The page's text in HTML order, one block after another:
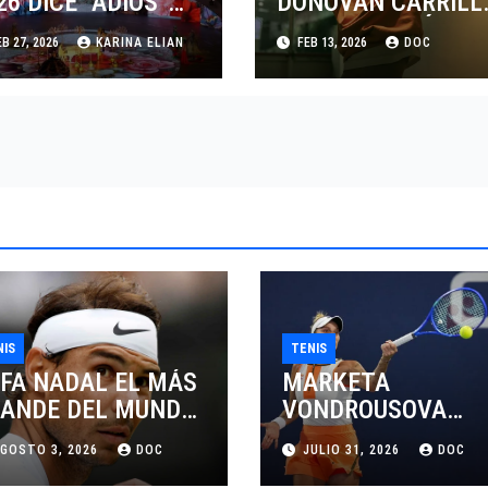
CON EL
DE LA MODA
27, 2026 KARINA ELIAN
Y SU INCURSIÓN EN
LA MODA CON
CALVIN KLEIN
FEB 13, 2026 DOC
NADAL EL MÁS
DEL MUNDO
TENIS
3, 2026 DOC
TENIS
MARKETA
VONDROUSOVA
SANCIONADA POR
CUATRO AÑOS
JULIO 31, 2026 DOC